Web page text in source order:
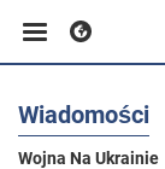
Biznes
Wiadomości
Wojna Na Ukrainie